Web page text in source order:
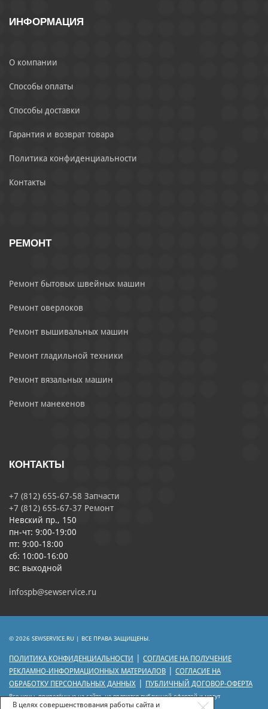
ИНФОРМАЦИЯ
О компании
Способы оплаты
Способы доставки
Гарантия и возврат товара
Политика конфиденциальности
Контакты
РЕМОНТ
Ремонт бытовых швейных машин
Ремонт оверлоков
Ремонт вышивальных машин
Ремонт гладильной техники
Ремонт вязальных машин
Ремонт манекенов
КОНТАКТЫ
+7 (812) 655-67-58 Запчасти
+7 (812) 655-67-37 Ремонт
Невский пр., 150
пн-чт: 9:00-19:00
пт: 9:00-18:00
сб: 10:00-16:00
вс: выходной
infospb@sewservice.ru
© 2026 SEWSERVICE.RU | ВСЕ ПРАВА ЗАЩИЩЕНЫ.
ПОЛИТИКА КОНФИДЕНЦИАЛЬНОСТИ
СОГЛАСИЕ НА ПОЛУЧЕНИЕ
РЕКЛАМНО-ИНФОРМАЦИОННЫХ МАТЕРИАЛОВ
СОГЛАСИЕ НА
ОБРАБОТКУ ПЕРСОНАЛЬНЫХ ДАННЫХ
ПУБЛИЧНЫЙ ДОГОВОР-ОФЕРТА
Все цены, приведённые на сайте, не являются публичной офертой и могут
отличаться от цен действующего прейскуранта.
В целях совершенствования работы сайта и